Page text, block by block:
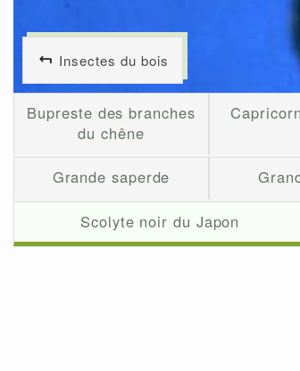
Insectes du bois
Bupreste des branches
du chêne
Grande saperde
Scolyte noir du Japon